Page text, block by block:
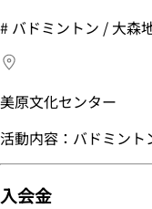
# バドミントン / 大森
美原文化センター
活動内容：バドミント
入会金